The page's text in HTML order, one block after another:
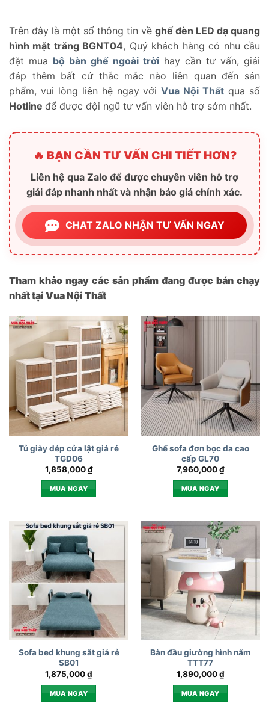
Trên đây là một số thông tin về ghế đèn LED dạ quang
hình mặt trăng BGNT04, Quý khách hàng có nhu cầu
đặt mua bộ bàn ghế ngoài trời hay cần tư vấn, giải
đáp thêm bất cứ thắc mắc nào liên quan đến sản
phẩm, vui lòng liên hệ ngay vớiVua Nội Thất qua số
Hotline để được đội ngũ tư vấn viên hỗ trợ sớm nhất.
🔥 BẠN CẦN TƯ VẤN CHI TIẾT HƠN?
Liên hệ qua Zalo để được chuyên viên hỗ trợ
giải đáp nhanh nhất và nhận báo giá chính xác.
CHAT ZALO NHẬN TƯ VẤN NGAY
Tham khảo ngay các sản phẩm đang được bán chạy
nhất tại Vua Nội Thất
Tủ giày dép cửa lật giá rẻ
TGD06
1,858,000₫
MUA NGAY
Ghế sofa đơn bọc da cao
cấp GL70
7,960,000₫
MUA NGAY
Sofa bed khung sắt giá rẻ
SB01
1,875,000₫
MUA NGAY
Bàn đầu giường hình nấm
TTT77
1,890,000₫
MUA NGAY